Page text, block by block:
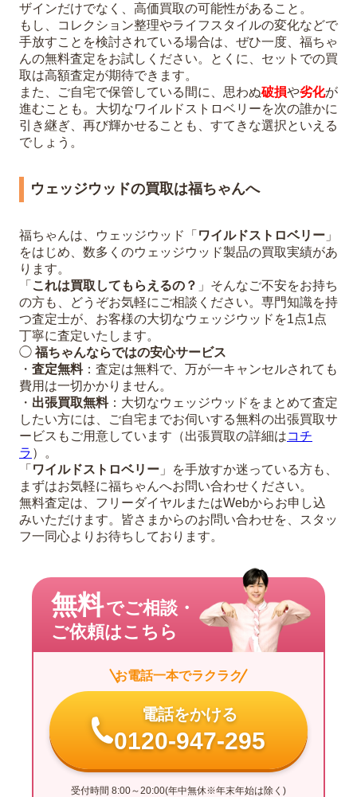
ザインだけでなく、高価買取の可能性があること。
もし、コレクション整理やライフスタイルの変化などで
手放すことを検討されている場合は、ぜひ一度、福ちゃ
んの無料査定をお試しください。とくに、セットでの買
取は高額査定が期待できます。
また、ご自宅で保管している間に、思わぬ破損や劣化が
進むことも。大切なワイルドストロベリーを次の誰かに
引き継ぎ、再び輝かせることも、すてきな選択といえる
でしょう。
ウェッジウッドの買取は福ちゃんへ
福ちゃんは、ウェッジウッド「 ワイルドストロベリー 」
をはじめ、数多くのウェッジウッド製品の買取実績があ
ります。
「 これは買取してもらえるの？ 」そんなご不安をお持ち
の方も、どうぞお気軽にご相談ください。専門知識を持
つ査定士が、お客様の大切なウェッジウッドを1点1点
丁寧に査定いたします。
◯ 福ちゃんならではの安心サービス
・ 査定無料：査定は無料で、万が一キャンセルされても
費用は一切かかりません。
・ 出張買取無料：大切なウェッジウッドをまとめて査定
したい方には、ご自宅までお伺いする無料の出張買取サ
ービスもご用意しています（出張買取の詳細はコチ
ラ ）。
「 ワイルドストロベリー 」を手放すか迷っている方も、
まずはお気軽に福ちゃんへお問い合わせください。
無料査定は、フリーダイヤルまたはWebからお申し込
みいただけます。皆さまからのお問い合わせを、スタッ
フ一同心よりお待ちしております。
無料でご相談・
ご依頼はこちら
お電話一本でラクラク
電話をかける
0120-947-295
受付時間 8:00～20:00(年中無休※年末年始は除く)